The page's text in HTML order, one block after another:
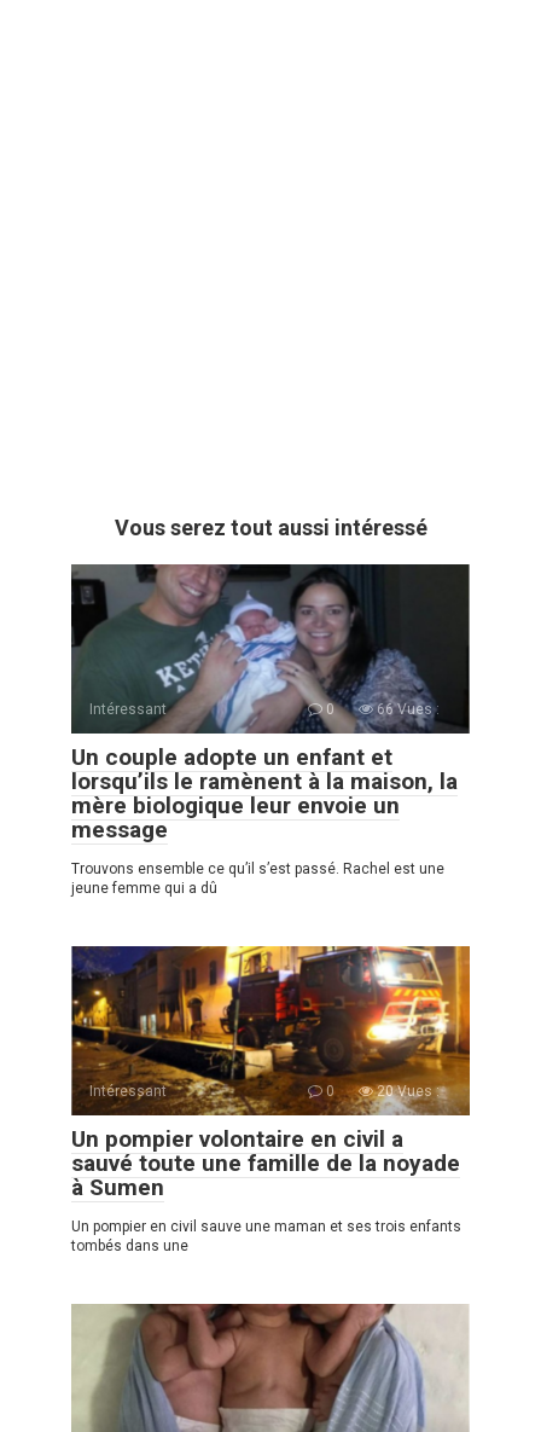
Vous serez tout aussi intéressé
Intéressant 0 66 Vues :
Un couple adopte un enfant et
lorsqu’ils le ramènent à la maison, la
mère biologique leur envoie un
message
Trouvons ensemble ce qu’il s’est passé. Rachel est une
jeune femme qui a dû
Intéressant 0 20 Vues :
Un pompier volontaire en civil a
sauvé toute une famille de la noyade
à Sumen
Un pompier en сivil sauve une maman et ses trois enfants
tombés dans une